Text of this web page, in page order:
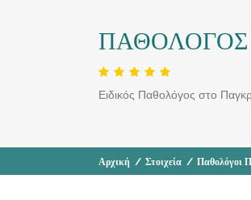
ΠΑΘΟΛΟΓΟΣ
Ειδικός Παθολόγος στο
Αρχική / Στοιχεία / Παθολόγοι